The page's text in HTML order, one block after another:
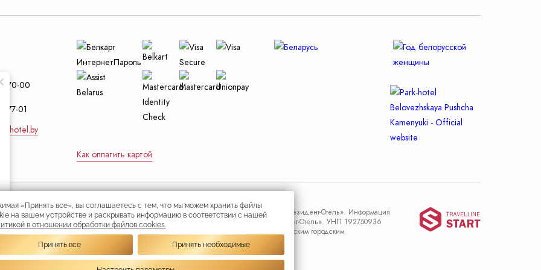
«Принять все», вы соглашаетесь с тем, что мы можем хранить файлы
на вашем устройстве и раскрывать информацию в соответствии с нашей
в отношении обработки файлов cookies.
Принять все Принять необходимые
70-00
77-01
hotel.by
Как оплатить картой
интернет-портал
Республики Беларусь
Республиканское унитарное предприятие «Президент-Отель». Информация
является собственностью гостиницы «Президент-Отель». УНП 192750936
свидетельство выдано 02 марта 2023 года Минским городским
исполнительным комитетом
слайд